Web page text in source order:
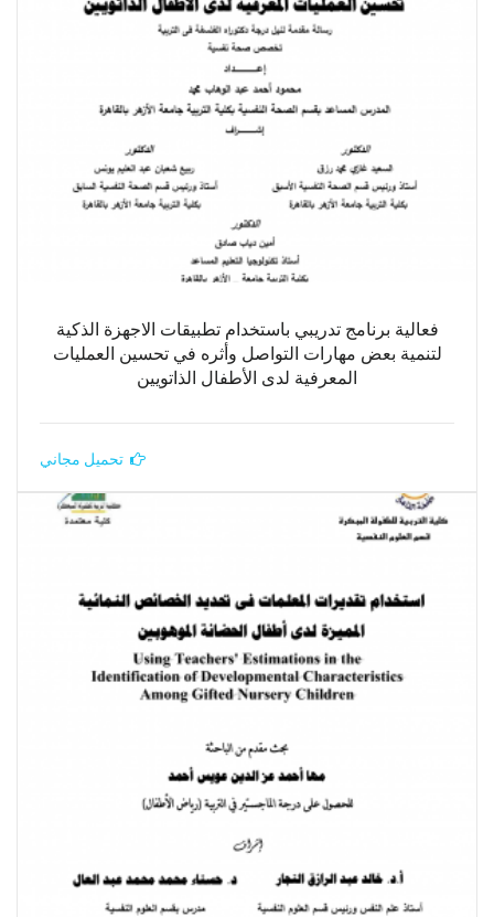
فعالية برنامج تدريبي باستخدام تطبيقات الاجهزة الذكية
لتنمية بعض مهارات التواصل وأثره في تحسين العمليات
المعرفية لدى الأطفال الذاتويين
تحميل مجاني